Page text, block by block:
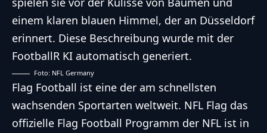
Foto: NFL Germany
Flag Football ist eine der am schnellsten
wachsenden Sportarten weltweit. NFL Flag das
offizielle Flag Football Programm der NFL ist in